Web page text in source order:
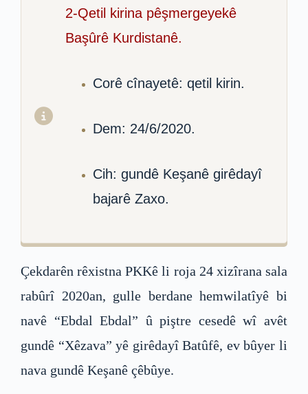
2-Qetil kirina pêşmergeyekê
Başûrê Kurdistanê.
Corê cînayetê: qetil kirin.
Dem: 24/6/2020.
Cih: gundê Keşanê girêdayî
bajarê Zaxo.
Çekdarên rêxistna PKKê li roja 24 xizîrana sala
rabûrî 2020an, gulle berdane hemwilatîyê bi
navê “Ebdal Ebdal” û piştre cesedê wî avêt
gundê “Xêzava” yê girêdayî Batûfê, ev bûyer li
nava gundê Keşanê çêbûye.